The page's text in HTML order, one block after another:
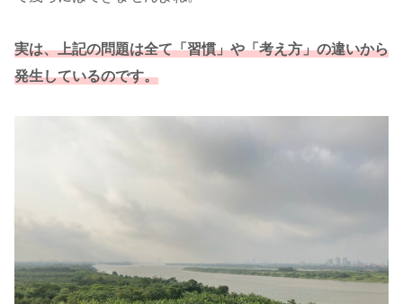
実は、上記の問題は全て「習慣」や「考え方」の違いから
発生しているのです。